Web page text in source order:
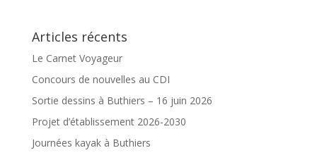
Articles récents
Le Carnet Voyageur
Concours de nouvelles au CDI
Sortie dessins à Buthiers – 16 juin 2026
Projet d’établissement 2026-2030
Journées kayak à Buthiers